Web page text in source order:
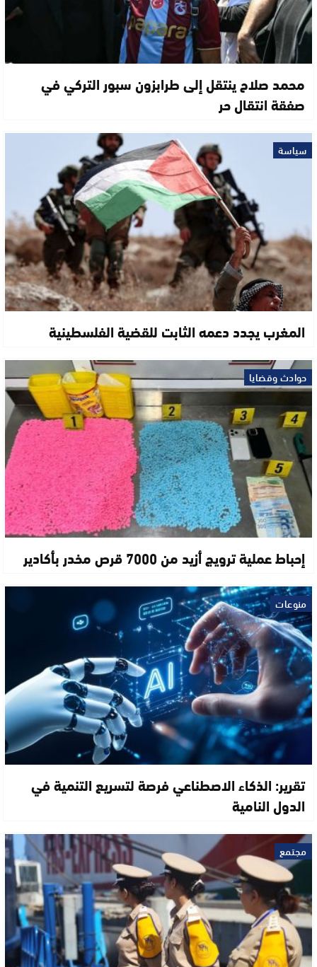
محمد صلاح ينتقل إلى طرابزون سبور التركي في
صفقة انتقال حر
سياسة
المغرب يجدد دعمه الثابت للقضية الفلسطينية
حوادث وقضايا
إحباط عملية ترويج أزيد من 7000 قرص مخدر بأكادير
منوعات
تقرير: الذكاء الاصطناعي فرصة لتسريع التنمية في
الدول النامية
مجتمع